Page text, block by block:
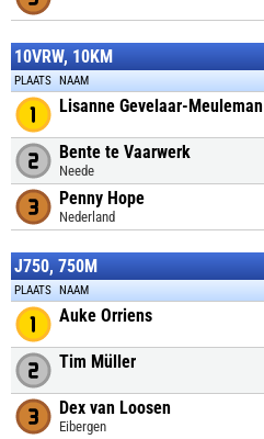
10VRW, 10KM
PLAATS NAAM
Lisanne Gevelaar-Meuleman
Bente te Vaarwerk
Neede
Penny Hope
Nederland
J750, 750M
PLAATS NAAM
Auke Orriens
Tim Müller
Dex van Loosen
Eibergen